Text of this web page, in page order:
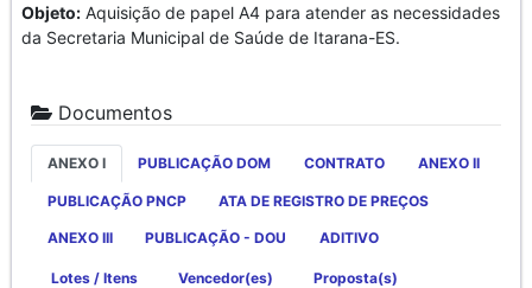
Objeto: Aquisição de papel A4 para atender as necessidades
da Secretaria Municipal de Saúde de Itarana-ES.
Documentos
ANEXO I PUBLICAÇÃO DOM CONTRATO ANEXO II
PUBLICAÇÃO PNCP ATA DE REGISTRO DE PREÇOS
ANEXO III PUBLICAÇÃO - DOU ADITIVO
Lotes / Itens Vencedor(es) Proposta(s)